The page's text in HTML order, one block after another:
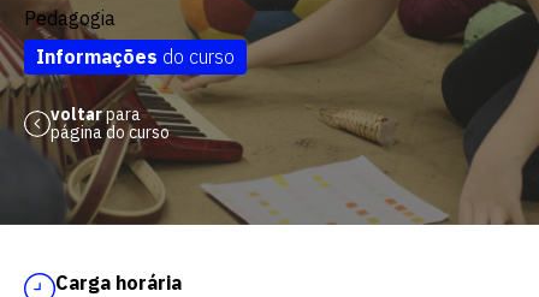
Pedagogia
Informações do curso
voltarpara
página do curso
Carga horária